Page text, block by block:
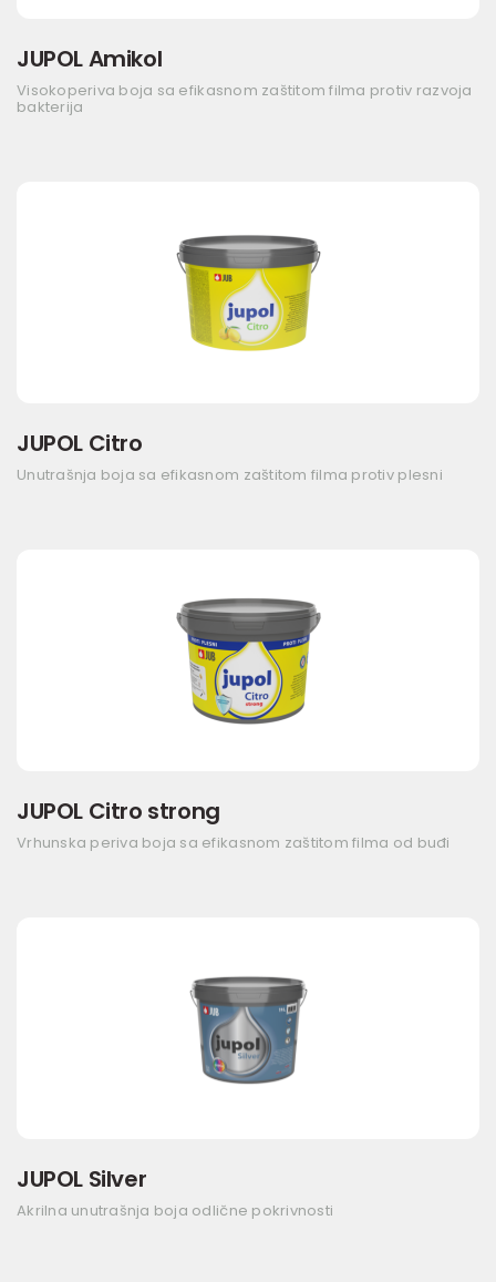
JUPOL Amikol
Visokoperiva boja sa efikasnom zaštitom filma protiv razvoja
bakterija
JUPOL Citro
Unutrašnja boja sa efikasnom zaštitom filma protiv plesni
JUPOL Citro strong
Vrhunska periva boja sa efikasnom zaštitom filma od buđi
JUPOL Silver
Akrilna unutrašnja boja odlične pokrivnosti